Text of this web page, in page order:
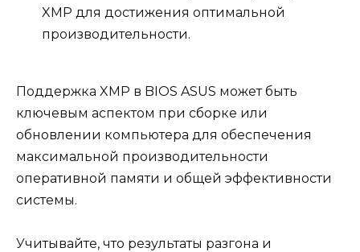
XMP для достижения оптимальной
производительности.
Поддержка XMP в BIOS ASUS может быть
ключевым аспектом при сборке или
обновлении компьютера для обеспечения
максимальной производительности
оперативной памяти и общей эффективности
системы.
Учитывайте, что результаты разгона и